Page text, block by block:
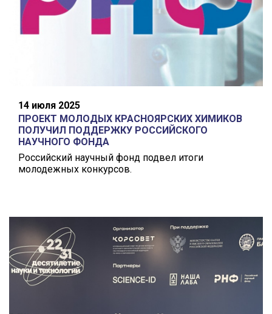
14 июля 2025
ПРОЕКТ МОЛОДЫХ КРАСНОЯРСКИХ ХИМИКОВ
ПОЛУЧИЛ ПОДДЕРЖКУ РОССИЙСКОГО
НАУЧНОГО ФОНДА
Российский научный фонд подвел итоги
молодежных конкурсов.